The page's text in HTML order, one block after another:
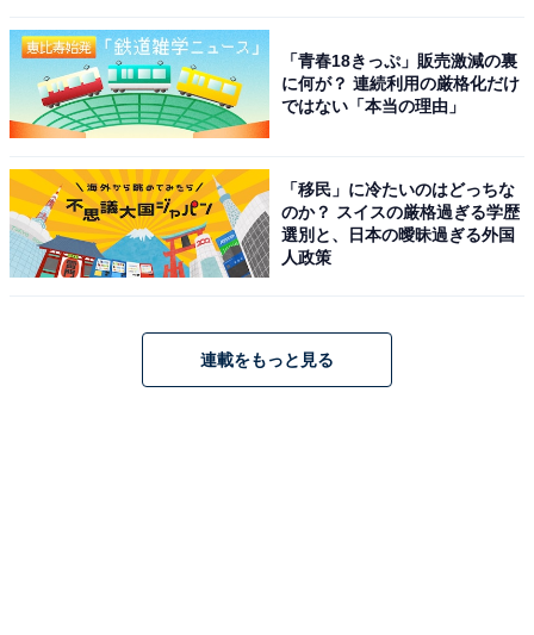
「青春18きっぷ」販売激減の裏
に何が？ 連続利用の厳格化だけ
ではない「本当の理由」
「移民」に冷たいのはどっちな
のか？ スイスの厳格過ぎる学歴
選別と、日本の曖昧過ぎる外国
人政策
連載をもっと見る